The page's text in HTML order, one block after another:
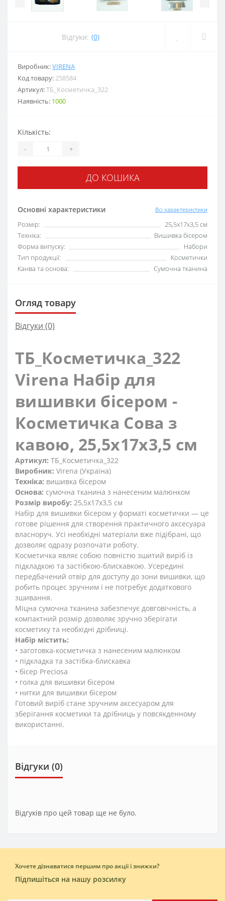
Відгуки: (0)
Виробник:VIRENA
Код товару:258584
Артикул:ТБ_Косметичка_322
Наявність: 1000
Основні характеристики Всі характеристики
Розмір:
25,5x17x3,5 см
Техніка:
Вишивка бісером
Форма випуску:
Набори
Тип продукції:
Косметички
Канва та основа:
Сумочна тканина
Кількість:
- +
ДО КОШИКА
Огляд товару
Відгуки (0)
ТБ_Косметичка_322
Virena Набір для
вишивки бісером -
Косметичка Сова з
кавою, 25,5x17x3,5 см
Артикул: ТБ_Косметичка_322
Виробник: Virena (Україна)
Техніка: вишивка бісером
Основа: сумочна тканина з нанесеним малюнком
Розмір виробу: 25,5x17x3,5 см
Набір для вишивки бісером у форматі косметички — це
готове рішення для створення практичного аксесуара
власноруч. Усі необхідні матеріали вже підібрані, що
дозволяє одразу розпочати роботу.
Косметичка являє собою повністю зшитий виріб із
підкладкою та застібкою-блискавкою. Усередині
передбачений отвір для доступу до зони вишивки, що
робить процес зручним і не потребує додаткового
зшивання.
Міцна сумочна тканина забезпечує довговічність, а
компактний розмір дозволяє зручно зберігати
косметику та необхідні дрібниці.
Набір містить:
• заготовка-косметичка з нанесеним малюнком
• підкладка та застібка-блискавка
• бісер Preciosa
• голка для вишивки бісером
• нитки для вишивки бісером
Готовий виріб стане зручним аксесуаром для
зберігання косметики та дрібниць у повсякденному
використанні.
Відгуки (0)
Відгуків про цей товар ще не було.
Хочете дізнаватися першим про акції і знижки?
Підпишіться на нашу розсилку